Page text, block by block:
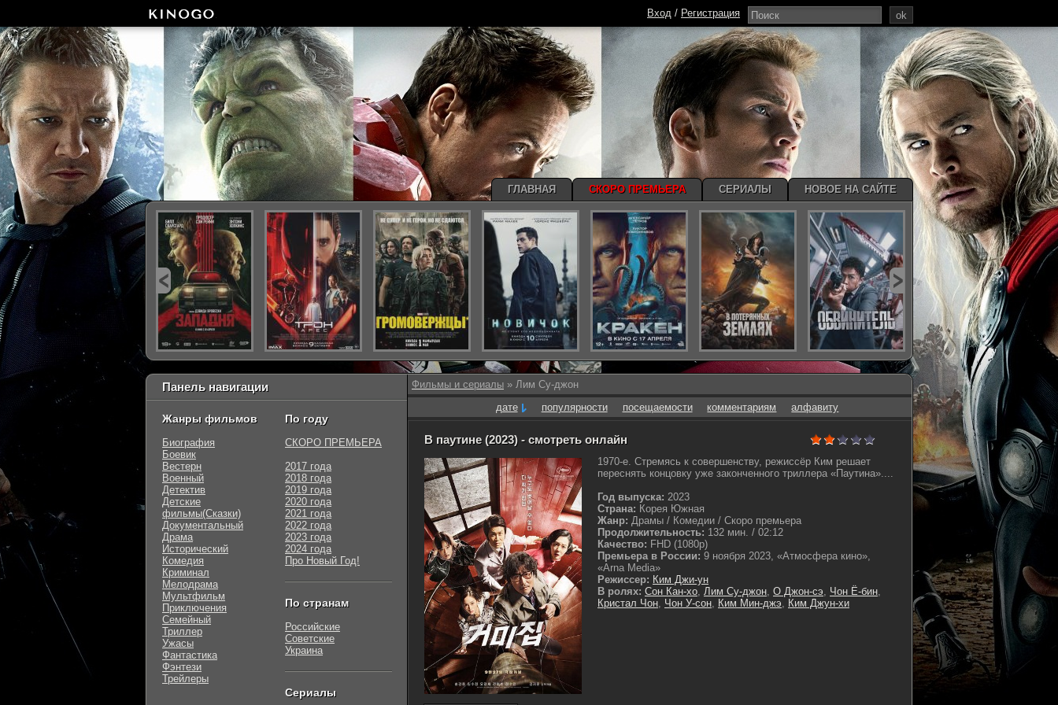
Фильмы и сериалы » Лим Су-джон
дате
популярности посещаемости комментариям алфавиту
В паутине (2023) - смотреть онлайн
1970-е. Стремясь к совершенству, режиссёр Ким решает
переснять концовку уже законченного триллера «Паутина»....
Год выпуска: 2023
Страна: Корея Южная
Жанр: Драмы / Комедии / Скоро премьера
Продолжительность: 132 мин. / 02:12
Качество: FHD (1080p)
Премьера в России: 9 ноября 2023, «Атмосфера кино»,
«Arna Media»
Режиссер: Ким Джи-ун
В ролях: Сон Кан-хо, Лим Су-джон, О Джон-сэ, Чон Ё-бин,
Кристал Чон, Чон У-сон, Ким Мин-джэ, Ким Джун-хи
Панель навигации
Жанры фильмов
Биография
Боевик
Вестерн
Военный
Детектив
Детские
фильмы(Сказки)
Документальный
Драма
Исторический
Комедия
Криминал
Мелодрама
Мультфильм
Приключения
Семейный
Триллер
Ужасы
Фантастика
Фэнтези
Трейлеры
По году
СКОРО ПРЕМЬЕРА
2017 года
2018 года
2019 года
2020 года
2021 года
2022 года
2023 года
2024 года
Про Новый Год!
По странам
Российские
Советские
Украина
Сериалы
ok
Вход / Регистрация
ГЛАВНАЯ СКОРО ПРЕМЬЕРА СЕРИАЛЫ НОВОЕ НА САЙТЕ